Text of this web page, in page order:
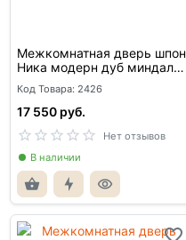
Межкомнатная дверь шпон
Ника модерн дуб миндаль
Код Товара: 2426
17 550 руб.
Нет отзывов
В наличии